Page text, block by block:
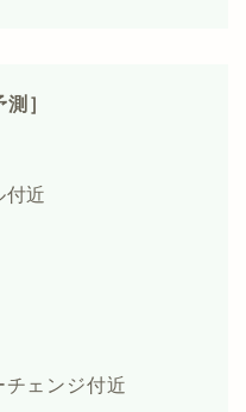
］
付近
ェンジ付近